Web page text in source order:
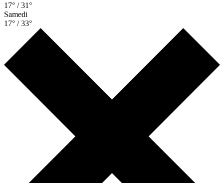
17° / 31°
Samedi
17° / 33°